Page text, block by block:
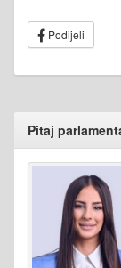
Podijeli
Pitaj